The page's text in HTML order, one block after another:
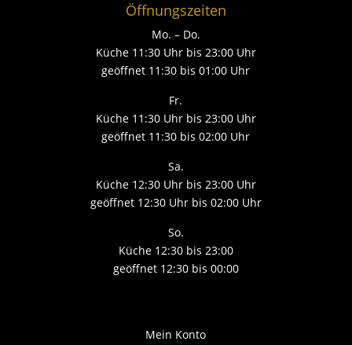
Öffnungszeiten
Mo. – Do.
Küche 11:30 Uhr bis 23:00 Uhr
geöffnet 11:30 bis 01:00 Uhr
Fr.
Küche 11:30 Uhr bis 23:00 Uhr
geöffnet 11:30 bis 02:00 Uhr
Sa.
Küche 12:30 Uhr bis 23:00 Uhr
geöffnet 12:30 Uhr bis 02:00 Uhr
So.
Küche 12:30 bis 23:00
geöffnet 12:30 bis 00:00
Mein Konto